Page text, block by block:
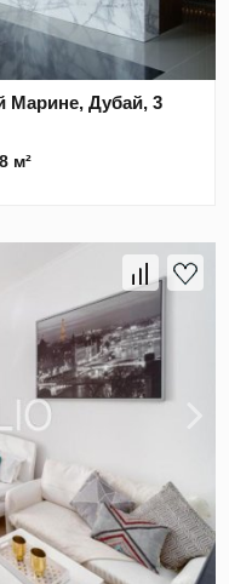
Марине, Дубай, 3
м²